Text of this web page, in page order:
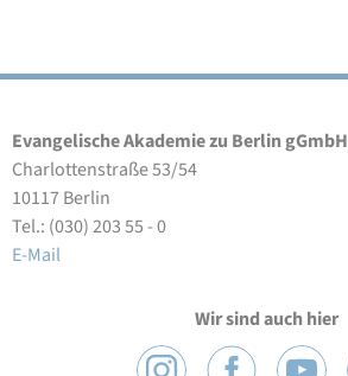
Evangelische Akademie zu Berlin gGmbH
Charlottenstraße 53/54
10117 Berlin
Tel.: (030) 203 55 - 0
E-Mail
Wir sind auch hier